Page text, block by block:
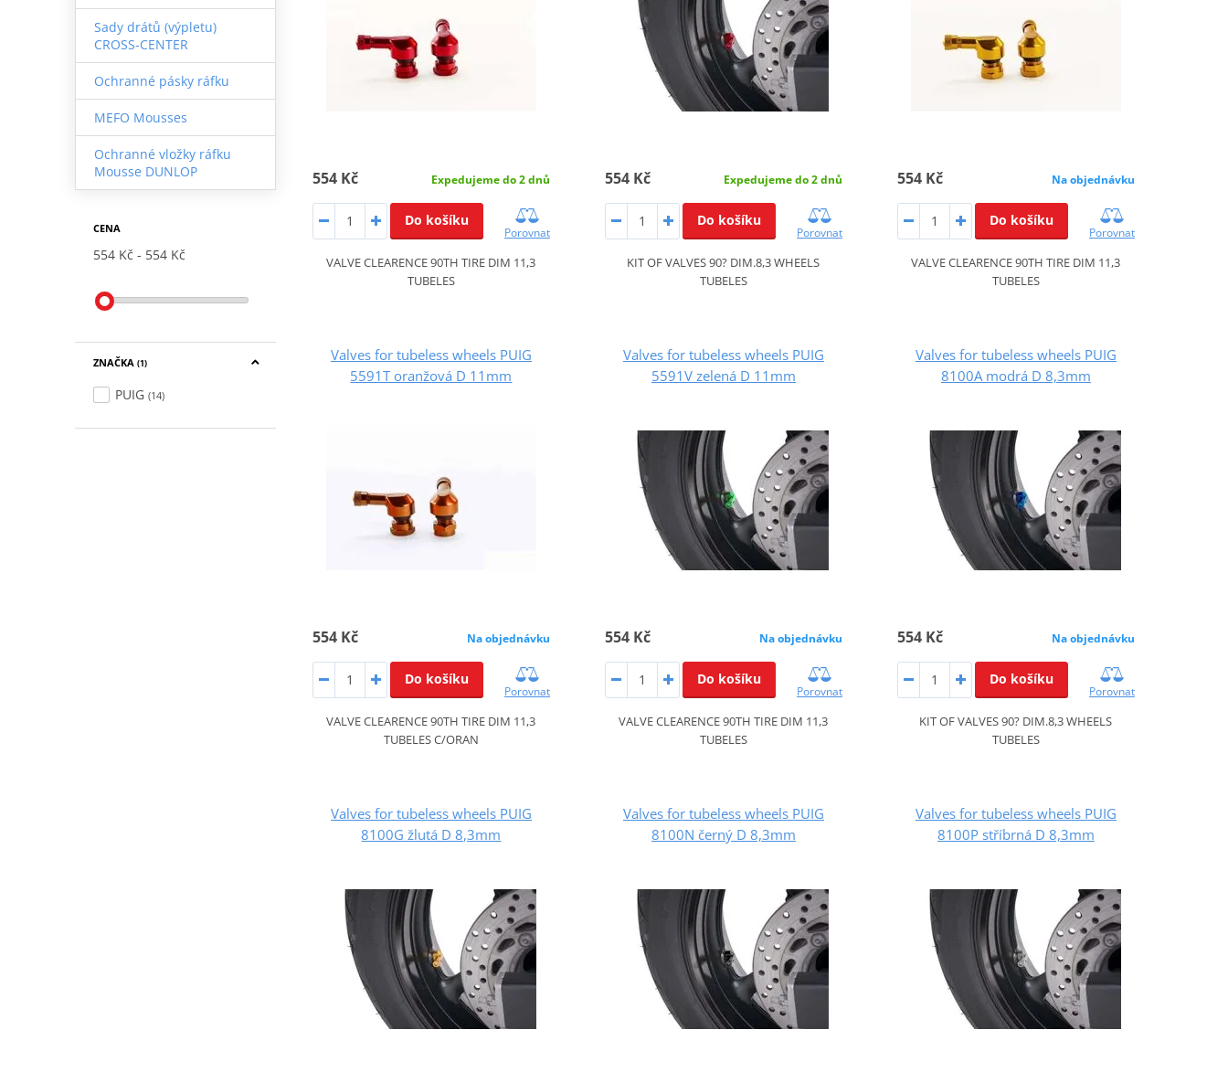
Sady drátů (výpletu)
CROSS-CENTER
Ochranné pásky ráfku
MEFO Mousses
Ochranné vložky ráfku
Mousse DUNLOP
CENA
554 Kč 554 Kč
ZNAČKA (1)
PUIG (14)
554 Kč Expedujeme do 2 dnů
Do košíku
Porovnat
VALVE CLEARENCE 90TH TIRE DIM 11,3
TUBELES
554 Kč Expedujeme do 2 dnů
Do košíku
Porovnat
KIT OF VALVES 90? DIM.8,3 WHEELS
TUBELES
554 Kč Na objednávku
Do košíku
Porovnat
VALVE CLEARENCE 90TH TIRE DIM 11,3
TUBELES
Valves for tubeless wheels PUIG
5591T oranžová D 11mm
554 Kč Na objednávku
Do košíku
Porovnat
VALVE CLEARENCE 90TH TIRE DIM 11,3
TUBELES C/ORAN
Valves for tubeless wheels PUIG
5591V zelená D 11mm
554 Kč Na objednávku
Do košíku
Porovnat
VALVE CLEARENCE 90TH TIRE DIM 11,3
TUBELES
Valves for tubeless wheels PUIG
8100A modrá D 8,3mm
554 Kč Na objednávku
Do košíku
Porovnat
KIT OF VALVES 90? DIM.8,3 WHEELS
TUBELES
Valves for tubeless wheels PUIG
8100G žlutá D 8,3mm
Valves for tubeless wheels PUIG
8100N černý D 8,3mm
Valves for tubeless wheels PUIG
8100P stříbrná D 8,3mm